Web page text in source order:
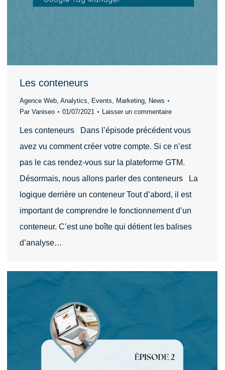
Les conteneurs
Agence Web, Analytics, Events, Marketing, News
Par Vaniseo 01/07/2021 Laisser un commentaire
Les conteneurs Dans l’épisode précédent vous
avez vu comment créer votre compte. Si ce n’est
pas le cas rendez-vous sur la plateforme GTM.
Désormais, nous allons parler des conteneurs La
logique derrière un conteneur Tout d’abord, il est
important de comprendre le fonctionnement d’un
conteneur. C’est une boîte qui détient les balises
d’analyse…